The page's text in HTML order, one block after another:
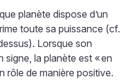
planète dispose d’un
toute sa puissance (cf.
Lorsque son
la planète est «en
rôle de manière positive.